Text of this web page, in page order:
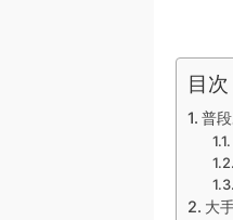
目次
普
大